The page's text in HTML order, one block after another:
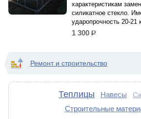
характеристикам
силикатное стекло.
ударопрочность 20-21
1 300 р.
Ремонт и строительство
Теплицы Навесы
Строительные